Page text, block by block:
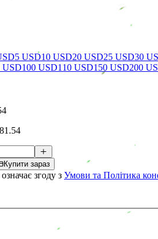
5 USD10 USD20 USD25 USD30
USD100 USD110 USD150 USD200
Купити зараз
згоду з Умови та Політика